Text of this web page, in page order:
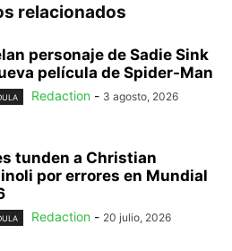
relacionados
personaje de Sadie Sink
película de Spider-Man
Redaction - 3 agosto, 2026
tunden a Christian
por errores en Mundial
Redaction - 20 julio, 2026